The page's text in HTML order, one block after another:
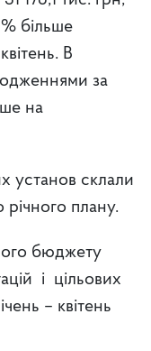
більше
В
за
на
установ склали
плану.
бюджету
і цільових
– квітень